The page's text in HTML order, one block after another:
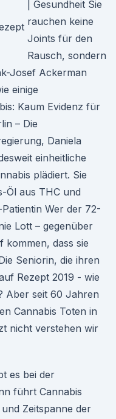
| Gesundheit Sie
rauchen keine
Joints für den
Rausch, sondern
Josef Ackerman
einige
Kaum Evidenz für
– Die
Daniela
einheitliche
plädiert. Sie
Öl aus THC und
Wer der 72-
Lott – gegenüber
kommen, dass sie
Seniorin, die ihren
Rezept 2019 - wie
Aber seit 60 Jahren
Cannabis Toten in
nicht verstehen wir
es bei der
führt Cannabis
Zeitspanne der